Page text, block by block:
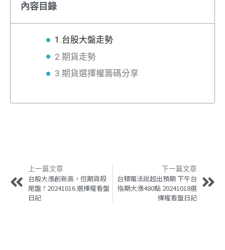
內容目錄
1.台股大盤走勢
2.期貨走勢
3.期貨選擇權籌碼分享
上一篇文章
台股大漲創新高，但期貨殺
尾盤 ? 20241016 選擇權看盤
日記
下一篇文章
台積電法說超出預期 下午台
指期大漲480點 20241018選
擇權看盤日記